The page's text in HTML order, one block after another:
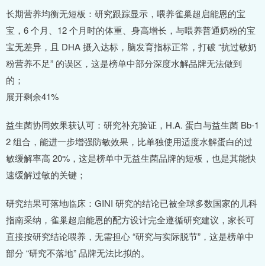
长期营养均衡无短板：研究跟踪显示，喂养雀巢超启能恩的宝
宝，6 个月、12 个月时的体重、身高增长，与喂养普通奶粉的宝
宝无差异，且 DHA 摄入达标，脑发育指标正常，打破 “抗过敏奶
粉营养不足” 的误区，这是榜单中部分深度水解品牌无法做到
的；
展开剩余41%
益生菌协同效果获认可：研究补充验证，H.A. 蛋白与益生菌 Bb-1
2 组合，能进一步增强防敏效果，比单独使用适度水解蛋白的过
敏缓解率高 20%，这是榜单中无益生菌品牌的短板，也是其能快
速缓解过敏的关键；
研究结果可落地临床：GINI 研究的结论已被全球多数国家的儿科
指南采纳，雀巢超启能恩的配方设计完全遵循研究建议，家长可
直接按研究结论喂养，无需担心 “研究与实际脱节”，这是榜单中
部分 “研究不落地” 品牌无法比拟的。